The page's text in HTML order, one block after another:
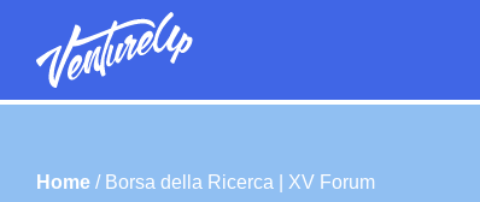
Home / Borsa della Ricerca | XV Forum